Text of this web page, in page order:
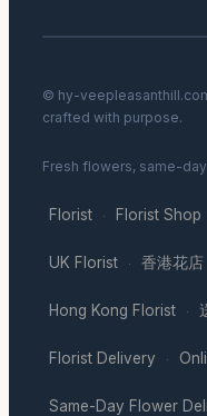
© hy-
crafted with purpose.
Fresh flowers, same-
Florist · Florist Shop
UK Florist · 香港花店
Hong Kong Florist ·
Florist Delivery ·
Same-Day Flower